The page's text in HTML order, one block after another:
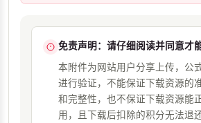
免责声明：请仔细阅读并同意才
本附件为网站用户分享上传，公
进行验证，不能保证下载资源的
和完整性，也不保证下载资源能
用，且下载后扣除的积分无法退